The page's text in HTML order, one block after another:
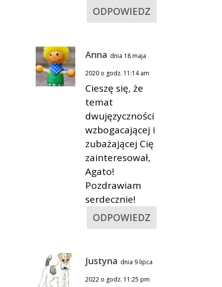
ODPOWIEDZ
Anna dnia 18 maja
2020 o godz. 11:14 am
Cieszę się, że
temat
dwujęzyczności
wzbogacającej i
zubażającej Cię
zainteresował,
Agato!
Pozdrawiam
serdecznie!
ODPOWIEDZ
Justyna dnia 9 lipca
2022 o godz. 11:25 pm